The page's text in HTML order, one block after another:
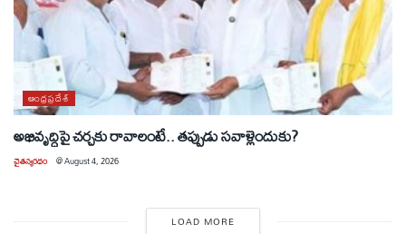
ఆంధ్రప్రదేశ్
అభివృద్ధిపై చర్చకు రావాలంటే.. తప్పుడు సవాళ్లెందుకు?
చైతన్యరధం @August 4, 2026
LOAD MORE